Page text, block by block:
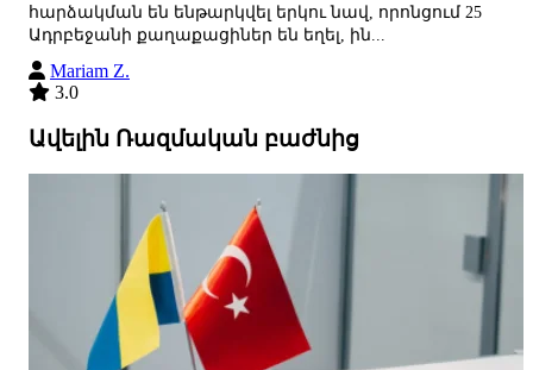
հարձակման են ենթարկվել երկու նավ, որոնցում 25
Ադրբեջանի քաղաքացիներ են եղել, ին...
Mariam Z.
3.0
Ավելին Ռազմական բաժնից